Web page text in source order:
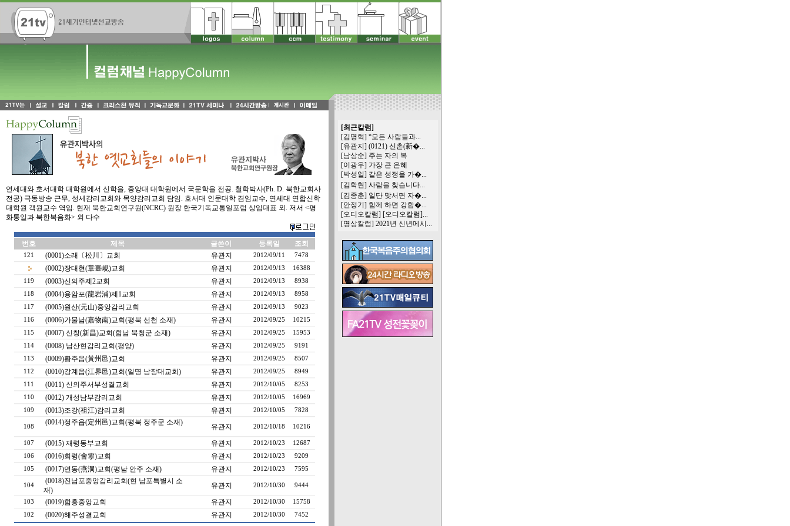
연세대와 호서대학 대학원에서 신학을, 중앙대 대학원에서 국문학을 전공. 철학박사(Ph. D. 북한교회사
전공) 극동방송 근무, 성세감리교회와 목양감리교회 담임. 호서대 인문대학 겸임교수, 연세대 연합신학
대학원 객원교수 역임. 현재 북한교회연구원(NCRC) 원장 한국기독교통일포럼 상임대표 외. 저서 <평
화통일과 북한복음화> 외 다수
번호 제목 글쓴이 등록일 조회
121 (0001)소래〔松川〕교회 유관지 2012/09/11 7478
(0002)장대현(章臺峴)교회 유관지 2012/09/13
16388
119
(0003)신의주제2교회 유관지 2012/09/13
8938
118
(0004)용암포(龍岩浦)제1교회 유관지 2012/09/13
8958
117
(0005)원산(元山)중앙감리교회 유관지 2012/09/13
9023
116
(0006)가물남(嘉物南)교회(평북 선천 소재) 유관지 2012/09/25
10215
115
(0007) 신창(新昌)교회(함남 북청군 소재) 유관지 2012/09/25
15953
114
(0008) 남산현감리교회(평양) 유관지 2012/09/25
9191
113
(0009)황주읍(黃州邑)교회 유관지 2012/09/25
8507
112
(0010)강계읍(江界邑)교회(일명 남장대교회) 유관지 2012/09/25
8949
111
(0011) 신의주서부성결교회 유관지 2012/10/05
8253
110
(0012) 개성남부감리교회 유관지 2012/10/05
16969
109
(0013)조강(祖江)감리교회 유관지 2012/10/05 7828
108
(0014)정주읍(定州邑)교회(평북 정주군 소재)
유관지 2012/10/18 10216
107 (0015) 재령동부교회 유관지 2012/10/23
12687
106
(0016)회령(會寧)교회 유관지 2012/10/23
9209
105
(0017)연동(燕洞)교회(평남 안주 소재) 유관지 2012/10/23 7595
104
(0018)진남포중앙감리교회(현 남포특별시 소
재)
유관지 2012/10/30 9444
103 (0019)함흥중앙교회 유관지 2012/10/30
15758
102
(0020)해주성결교회 유관지 2012/10/30 7452
[최근칼럼]
[김명혁] “모든 사람들과...
[유관지] (0121) 신촌(新�...
[남상순] 주는 자의 복
[이광우] 가장 큰 은혜
[박성일] 같은 성정을 가�...
[김학현] 사람을 찾습니다...
[김종춘] 일단 맞서면 자�...
[안정기] 함께 하면 강합�...
[오디오칼럼] [오디오칼럼]...
[영상칼럼] 2021년 신년메시...